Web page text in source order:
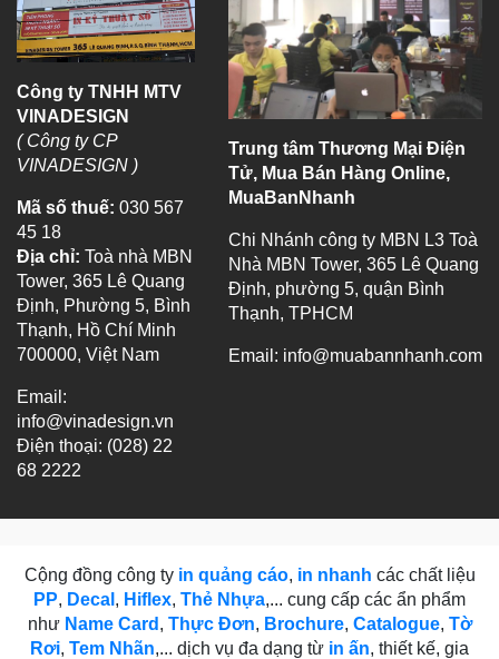
Công ty TNHH MTV
VINADESIGN
( Công ty CP
VINADESIGN )
Mã số thuế: 030 567
45 18
Địa chỉ: Toà nhà MBN
Tower, 365 Lê Quang
Định, Phường 5, Bình
Thạnh, Hồ Chí Minh
700000, Việt Nam
Email:
info@vinadesign.vn
Điện thoại: (028) 22
68 2222
Trung tâm Thương Mại Điện
Tử, Mua Bán Hàng Online,
MuaBanNhanh
Chi Nhánh công ty MBN L3 Toà
Nhà MBN Tower, 365 Lê Quang
Định, phường 5, quận Bình
Thạnh, TPHCM
Email: info@muabannhanh.com
Cộng đồng công ty in quảng cáo, in nhanh các chất liệu
PP, Decal , Hiflex, Thẻ Nhựa,... cung cấp các ẩn phẩm
như Name Card , Thực Đơn, Brochure, Catalogue, Tờ
Rơi, Tem Nhãn,... dịch vụ đa dạng từ in ấn, thiết kế, gia